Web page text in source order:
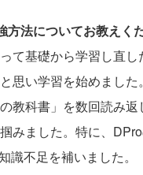
法についてお教えくだ
て基礎から学習し直
思い学習を始めました。
教科書」を数回読み
みました。特に、
不足を補いました。